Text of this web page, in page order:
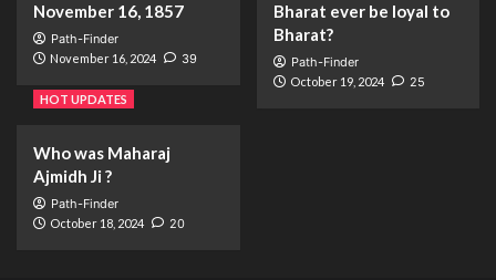
November 16, 1857
Path-Finder
November 16, 2024 39
Bharat ever be loyal to
Bharat?
Path-Finder
October 19, 2024 25
HOT UPDATES
Who was Maharaj
Ajmidh Ji ?
Path-Finder
October 18, 2024 20